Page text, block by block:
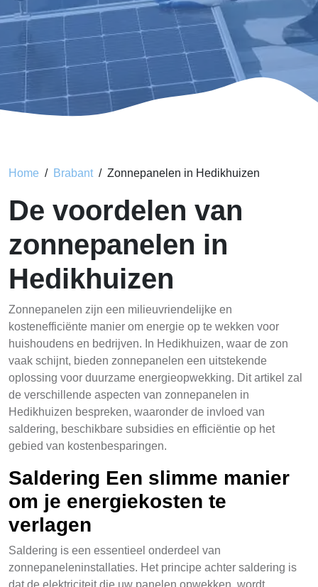
Home Brabant Zonnepanelen in Hedikhuizen
De voordelen van
zonnepanelen in
Hedikhuizen
Zonnepanelen zijn een milieuvriendelijke en
kostenefficiënte manier om energie op te wekken voor
huishoudens en bedrijven. In Hedikhuizen, waar de zon
vaak schijnt, bieden zonnepanelen een uitstekende
oplossing voor duurzame energieopwekking. Dit artikel zal
de verschillende aspecten van zonnepanelen in
Hedikhuizen bespreken, waaronder de invloed van
saldering, beschikbare subsidies en efficiëntie op het
gebied van kostenbesparingen.
Saldering Een slimme manier
om je energiekosten te
verlagen
Saldering is een essentieel onderdeel van
zonnepaneleninstallaties. Het principe achter saldering is
dat de elektriciteit die uw panelen opwekken, wordt